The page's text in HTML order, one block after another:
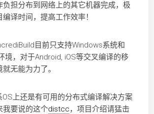
负担分布到网络上的其它机器完成，极
译时间，提高工作效率！
目前只支持Windows系统和
境，对于Android, iOS等交叉编译的移
无能为力了。
OS上还是有可用的分布式编译解决方案
我要说的这个distcc，项目介绍请猛击